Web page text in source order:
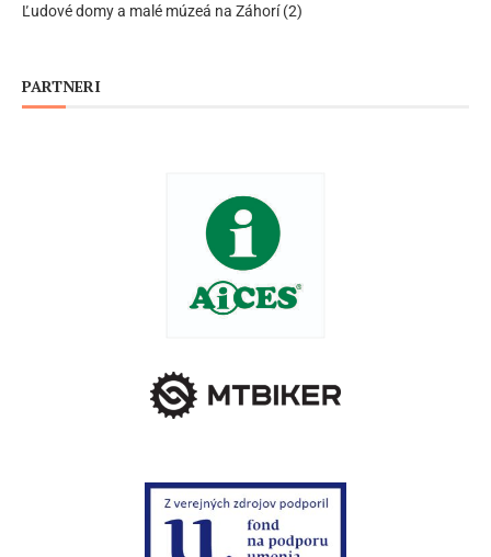
Ľudové domy a malé múzeá na Záhorí (2)
PARTNERI